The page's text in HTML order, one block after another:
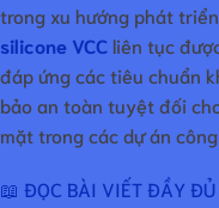
trong xu hướng phát
silicone VCC liên tục
đáp ứng các tiêu chuẩn
bảo an toàn tuyệt đối
mặt trong các dự án
📖 ĐỌC BÀI VIẾT ĐẦY ĐỦ